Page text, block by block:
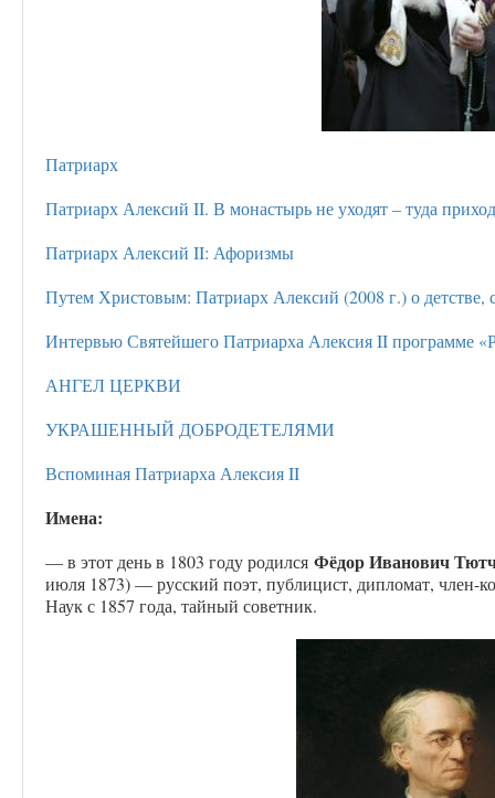
Патриарх
Патриарх Алексий II. В монастырь не уходят – туда
Патриарх Алексий II: Афоризмы
Путем Христовым: Патриарх Алексий (2008 г.) о
Интервью Святейшего Патриарха Алексия II программе
АНГЕЛ ЦЕРКВИ
УКРАШЕННЫЙ ДОБРОДЕТЕЛЯМИ
Вспоминая Патриарха Алексия II
Имена:
— в этот день в 1803 году родился Фёдор Иванович
июля 1873) — русский поэт, публицист, дипломат, член-
Наук с 1857 года, тайный советник.